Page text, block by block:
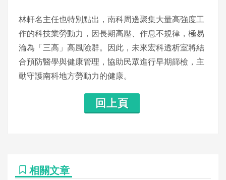
林軒名主任也特別點出，南科周邊聚集大量高強度工
作的科技業勞動力，因長期高壓、作息不規律，極易
淪為「三高」高風險群。因此，未來宏科透析室將結
合預防醫學與健康管理，協助民眾進行早期篩檢，主
動守護南科地方勞動力的健康。
回上頁
相關文章